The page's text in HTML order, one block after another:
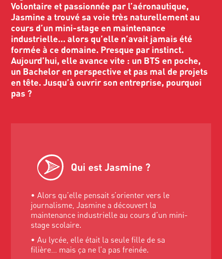
Volontaire et passionnée par l’aéronautique,
Jasmine a trouvé sa voie très naturellement au
cours d’un mini-stage en maintenance
industrielle… alors qu’elle n’avait jamais été
formée à ce domaine. Presque par instinct.
Aujourd’hui, elle avance vite : un BTS en poche,
un Bachelor en perspective et pas mal de projets
en tête. Jusqu’à ouvrir son entreprise, pourquoi
pas ?
Qui est Jasmine ?
• Alors qu’elle pensait s’orienter vers le
journalisme, Jasmine a découvert la
maintenance industrielle au cours d’un mini-
stage scolaire.
• Au lycée, elle était la seule fille de sa
filière… mais ça ne l’a pas freinée.